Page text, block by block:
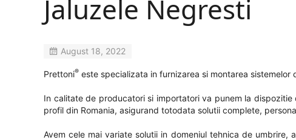
Jaluzele Negresti
August 18, 2022
Prettoni® este specializata in furnizarea si montarea sistemelor
In calitate de producatori si importatori va punem la
profil din Romania, asigurand totodata solutii complete,
Avem cele mai variate solutii in domeniul tehnica de